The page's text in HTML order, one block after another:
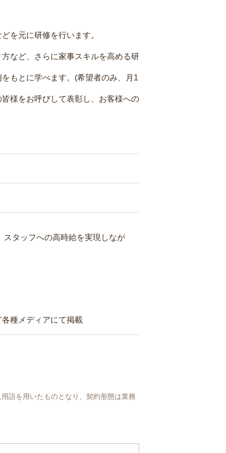
を元に研修を行います。
など、さらに家事スキルを高める研
もとに学べます。(希望者のみ、月1
様をお呼びして表彰し、お客様への
タッフへの高時給を実現しなが
種メディアにて掲載
語を用いたものとなり、契約形態は業務